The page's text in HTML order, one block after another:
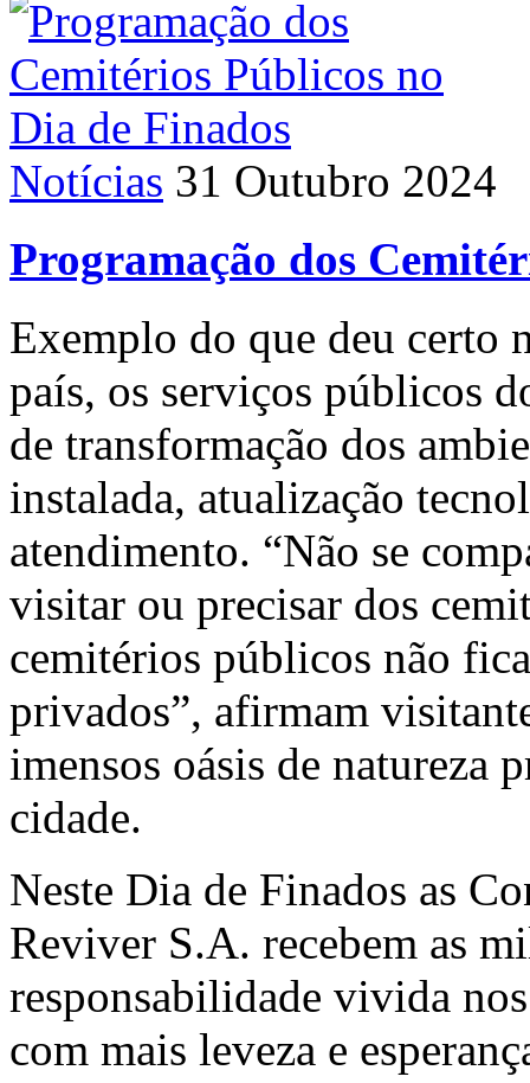
Notícias 31 Outubro 2024
Programação dos
Exemplo do que deu certo
país, os serviços públicos
de transformação dos
instalada, atualização
atendimento. “Não se
visitar ou precisar dos
cemitérios públicos não
privados”, afirmam
imensos oásis de natureza
cidade.
Neste Dia de Finados as
Reviver S.A. recebem as
responsabilidade vivida
com mais leveza e